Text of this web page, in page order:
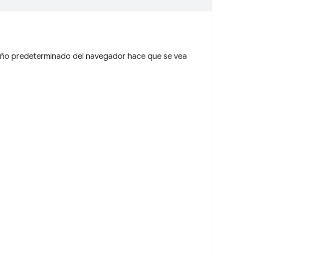
predeterminado del navegador hace que se vea